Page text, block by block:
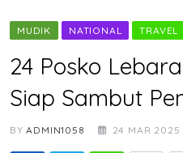
MUDIK NATIONAL TRAVEL
24 Posko
Siap Sambut
BYADMIN1058 24 MAR 2025